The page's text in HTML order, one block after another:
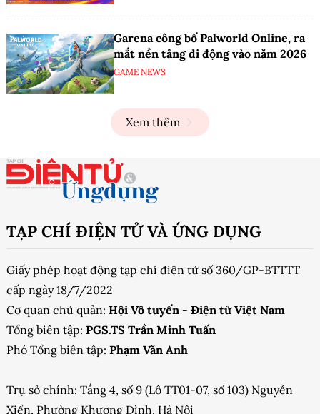
Garena công bố Palworld Online, ra
mắt nền tảng di động vào năm 2026
GAME NEWS
Xem thêm
TẠP CHÍ ĐIỆN TỬ VÀ ỨNG DỤNG
Giấy phép hoạt động tạp chí điện tử số 360/GP-BTTTT
cấp ngày 18/7/2022
Cơ quan chủ quản: Hội Vô tuyến - Điện tử Việt Nam
Tổng biên tập: PGS.TS Trần Minh Tuấn
Phó Tổng biên tập: Phạm Văn Anh
Trụ sở chính: Tầng 4, số 9 (Lô TT01-07, số 103) Nguyễn
Xiển, Phường Khương Đình, Hà Nội